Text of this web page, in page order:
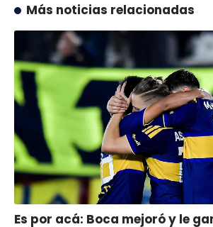
Más noticias relacionadas
Es por acá: Boca mejoró y le